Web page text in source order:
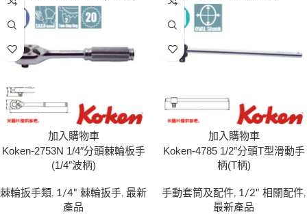
加入購物車
Koken-2753N 1/4″分頭棘輪板手
(1/4″波柄)
棘輪扳手類, 1/4" 棘輪扳手, 最新
產品
加入購物車
Koken-4785 1/2″分頭T型滑動手
柄(T柄)
手動套筒及配件, 1/2" 相關配件,
最新產品